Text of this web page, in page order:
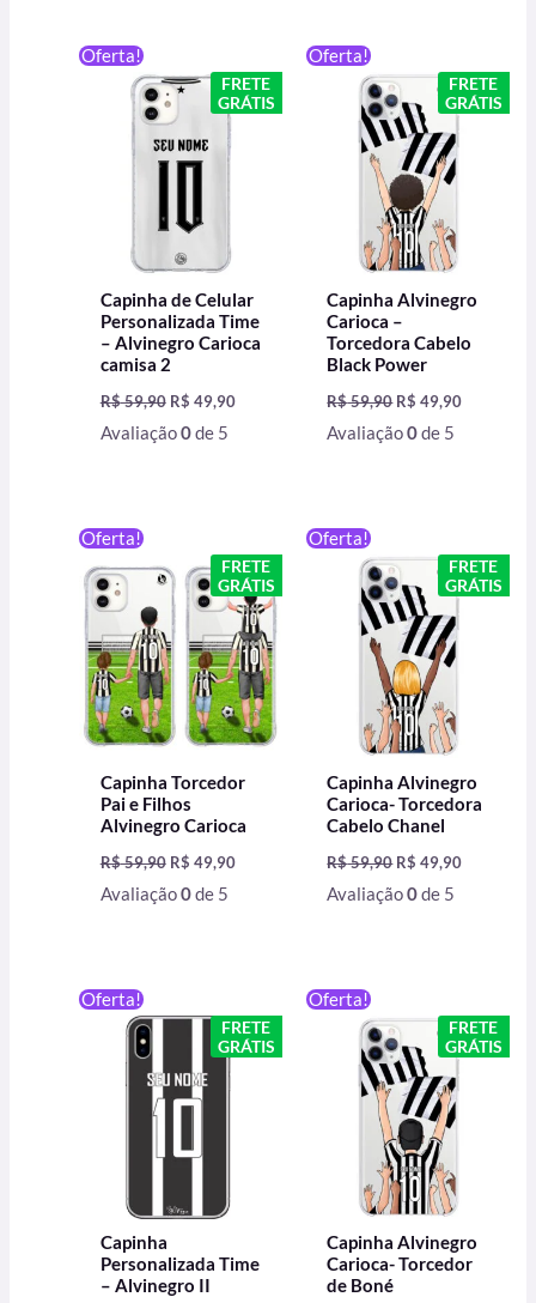
Oferta!
FRETE
GRÁTIS
Capinha de Celular
Personalizada Time
– Alvinegro Carioca
camisa 2
R$59,90
original
era:
R$ 59,90.
R$ 49,90
preço
atual
é:
Avaliação0de 5
Oferta!
FRETE
GRÁTIS
Capinha Alvinegro
Carioca –
Torcedora Cabelo
Black Power
R$59,90
original
era:
R$ 59,90.
R$ 49,90
preço
atual
é:
Avaliação0de 5
Oferta!
FRETE
GRÁTIS
Capinha Torcedor
Pai e Filhos
Alvinegro Carioca
R$59,90
original
era:
R$ 59,90.
R$ 49,90
preço
atual
é:
R$ 49,90.
Avaliação0de 5
Oferta!
FRETE
GRÁTIS
Capinha Alvinegro
Carioca- Torcedora
Cabelo Chanel
R$59,90
original
era:
R$ 59,90.
R$ 49,90
preço
atual
é:
Avaliação0de 5
Oferta!
FRETE
GRÁTIS
Capinha
Personalizada Time
– Alvinegro II
preço
R$ 59,90.
preço
atual
é:
Oferta!
FRETE
GRÁTIS
Capinha Alvinegro
Carioca- Torcedor
de Boné
original
era:
R$ 59,90.
preço
atual
é: